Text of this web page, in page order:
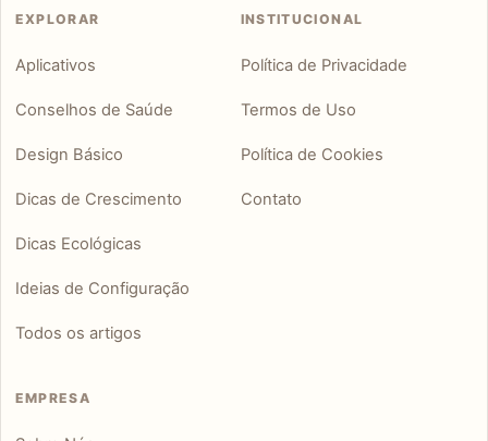
EXPLORAR
Aplicativos
Conselhos de Saúde
Design Básico
Dicas de Crescimento
Dicas Ecológicas
Ideias de Configuração
Todos os artigos
INSTITUCIONAL
Política de Privacidade
Termos de Uso
Política de Cookies
Contato
EMPRESA